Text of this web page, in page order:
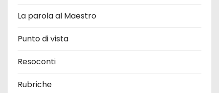
La parola al Maestro
Punto di vista
Resoconti
Rubriche